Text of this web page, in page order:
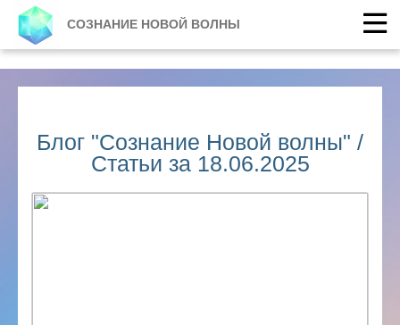
СОЗНАНИЕ НОВОЙ ВОЛНЫ
Блог "Сознание Новой волны" /
Статьи за 18.06.2025